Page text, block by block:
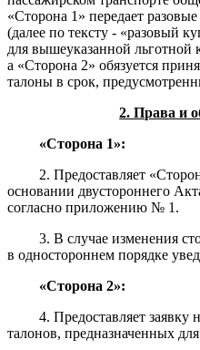
«Сторона 1» передает
(далее по тексту - «разовый
для вышеуказанной льготной
а «Сторона 2» обязуется
талоны в срок,
2. Права и
«Сторона 1»:
2. Предоставляет
основании двустороннего
согласно приложению № 1.
3. В случае изменения
в одностороннем порядке
«Сторона 2»:
4. Предоставляет заявку
талонов, предназначенных